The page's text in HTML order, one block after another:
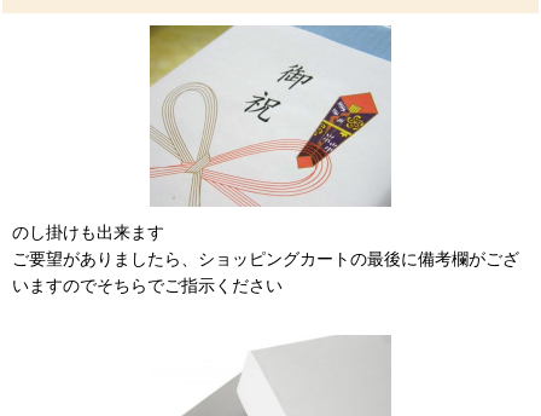
のし掛けも出来ます
ご要望がありましたら、ショッピングカートの最後に備考欄がござ
いますのでそちらでご指示ください